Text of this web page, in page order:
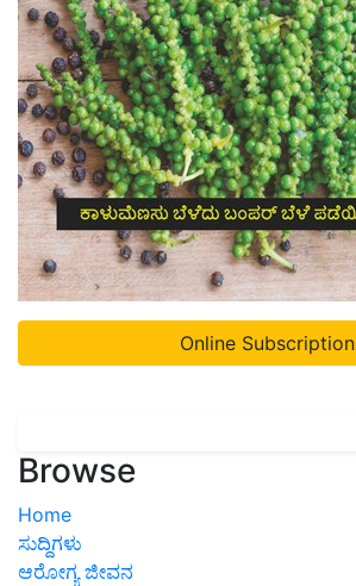
Online Subscription
Browse
Home
ಸುದ್ದಿಗಳು
ಆರೋಗ್ಯ ಜೀವನ